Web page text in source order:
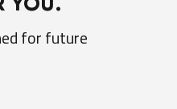
for future